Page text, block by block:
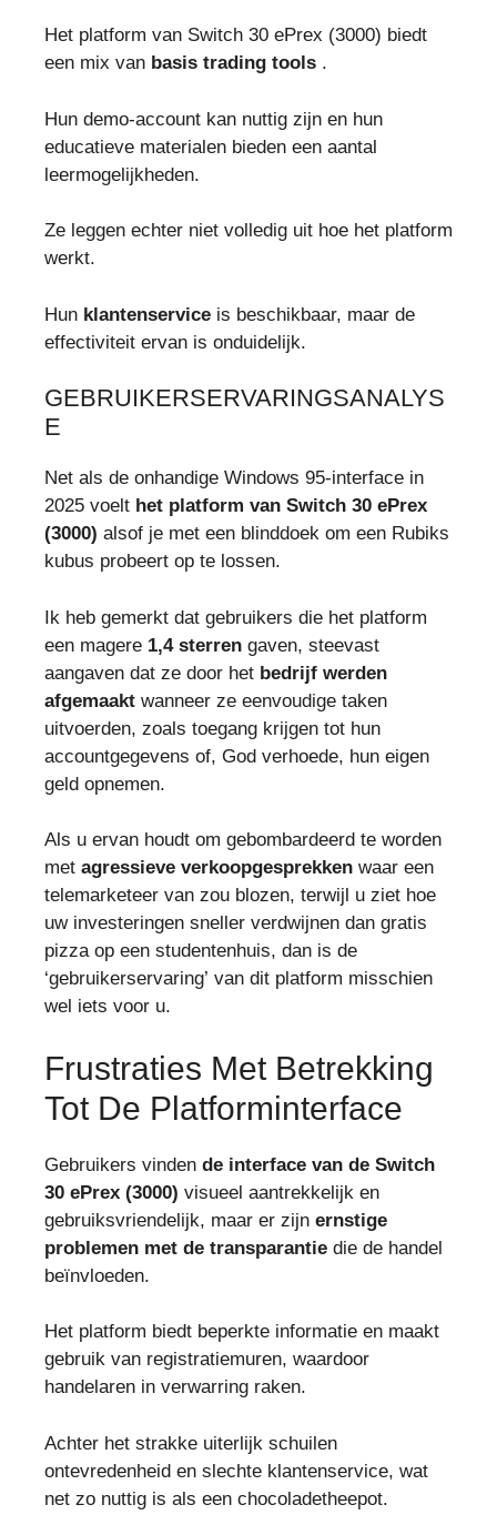
Het platform van Switch 30 ePrex (3000) biedt
een mix van basis trading tools .
Hun demo-account kan nuttig zijn en hun
educatieve materialen bieden een aantal
leermogelijkheden.
Ze leggen echter niet volledig uit hoe het platform
werkt.
Hun klantenservice is beschikbaar, maar de
effectiviteit ervan is onduidelijk.
GEBRUIKERSERVARINGSANALYS
E
Net als de onhandige Windows 95-interface in
2025 voelt het platform van Switch 30 ePrex
(3000) alsof je met een blinddoek om een Rubiks
kubus probeert op te lossen.
Ik heb gemerkt dat gebruikers die het platform
een magere 1,4 sterren gaven, steevast
aangaven dat ze door het bedrijf werden
afgemaakt wanneer ze eenvoudige taken
uitvoerden, zoals toegang krijgen tot hun
accountgegevens of, God verhoede, hun eigen
geld opnemen.
Als u ervan houdt om gebombardeerd te worden
met agressieve verkoopgesprekken waar een
telemarketeer van zou blozen, terwijl u ziet hoe
uw investeringen sneller verdwijnen dan gratis
pizza op een studentenhuis, dan is de
‘gebruikerservaring’ van dit platform misschien
wel iets voor u.
Frustraties Met Betrekking
Tot De Platforminterface
Gebruikers vinden de interface van de Switch
30 ePrex (3000) visueel aantrekkelijk en
gebruiksvriendelijk, maar er zijn ernstige
problemen met de transparantie die de handel
beïnvloeden.
Het platform biedt beperkte informatie en maakt
gebruik van registratiemuren, waardoor
handelaren in verwarring raken.
Achter het strakke uiterlijk schuilen
ontevredenheid en slechte klantenservice, wat
net zo nuttig is als een chocoladetheepot.